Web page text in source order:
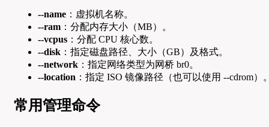
--name ：虚拟机名称。
--ram ：分配内存大小（MB）。
--vcpus ：分配 CPU 核心数。
--disk ：指定磁盘路径、大小（GB）及格式。
--network ：指定网络类型为网桥 br0。
--location ：指定 ISO 镜像路径（也可以使用 --cdrom）
常用管理命令